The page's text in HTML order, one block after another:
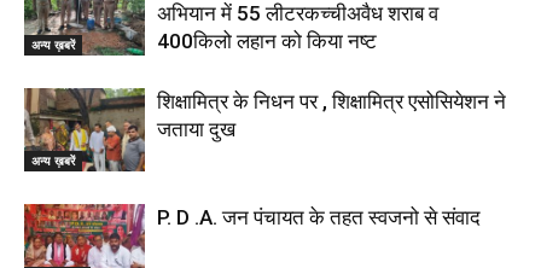
अन्य ख़बरें
अभियान में 55 लीटरकच्चीअवैध शराब व
400किलो लहान को किया नष्ट
अन्य ख़बरें
शिक्षामित्र के निधन पर , शिक्षामित्र एसोसियेशन ने
जताया दुख
P. D .A. जन पंचायत के तहत स्वजनो से संवाद